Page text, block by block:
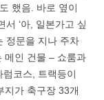
했음. 바로 옆이
‘아, 일본가고 싶
정문을 지나 주차
메인 건물 – 쇼룸과
코스, 트랙등이
지가 축구장 33개